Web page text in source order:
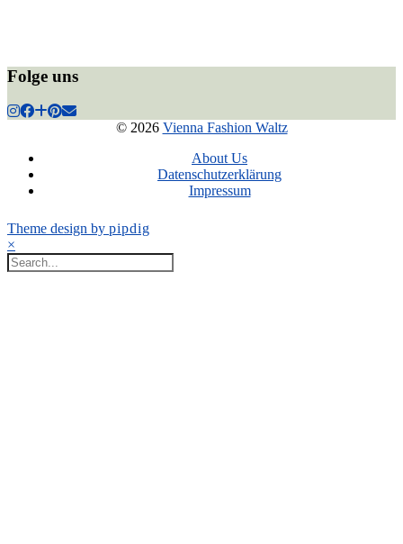
Folge uns
© 2026 Vienna Fashion Waltz
About Us
Datenschutzerklärung
Impressum
Theme design by pipdig
×